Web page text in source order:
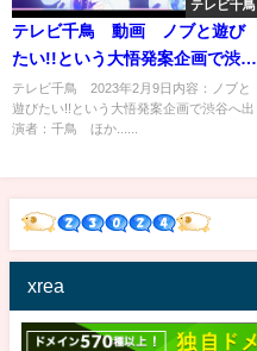
テレビ千鳥
テレビ千鳥 動画 ノブと遊び
たい!!という大悟発案企画で渋谷
へ 2月9日
テレビ千鳥 2023年2月9日内容：ノブと
遊びたい!!という大悟発案企画で渋谷へ出
演者：千鳥 ほか......
xrea